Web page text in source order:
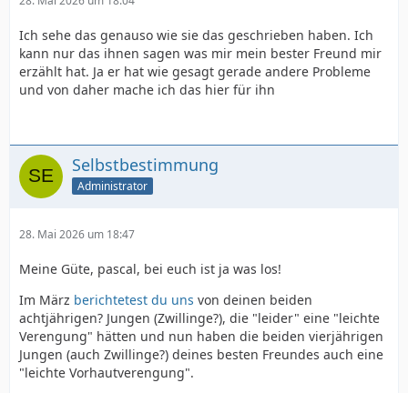
Ich sehe das genauso wie sie das geschrieben haben. Ich
kann nur das ihnen sagen was mir mein bester Freund mir
erzählt hat. Ja er hat wie gesagt gerade andere Probleme
und von daher mache ich das hier für ihn
Selbstbestimmung
Administrator
28. Mai 2026 um 18:47
Meine Güte, pascal, bei euch ist ja was los!
Im März berichtetest du uns von deinen beiden
achtjährigen? Jungen (Zwillinge?), die "leider" eine "leichte
Verengung" hätten und nun haben die beiden vierjährigen
Jungen (auch Zwillinge?) deines besten Freundes auch eine
"leichte Vorhautverengung".